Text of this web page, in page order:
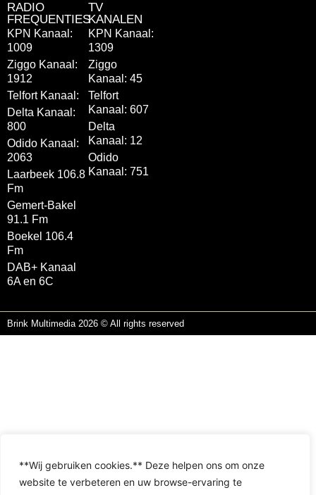
**Wij gebruiken cookies.** Deze helpen ons om onze
website te verbeteren en uw browse-ervaring te
RADIO
FREQUENTIES
KPN Kanaal:
1009
Ziggo Kanaal:
1912
Telfort Kanaal:
Delta Kanaal:
800
Odido Kanaal:
2063
Laarbeek 106.8
Fm
Gemert-Bakel
91.1 Fm
Boekel 106.4
Fm
DAB+ Kanaal
6A en 6C
TV
KANALEN
KPN Kanaal:
1309
Ziggo
Kanaal: 45
Telfort
Kanaal: 607
Delta
Kanaal: 12
Odido
Kanaal: 751
Brink Multimedia 2026 © All rights reserved